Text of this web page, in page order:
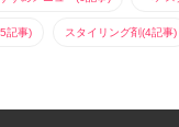
記事) スタイリング剤(4記事)